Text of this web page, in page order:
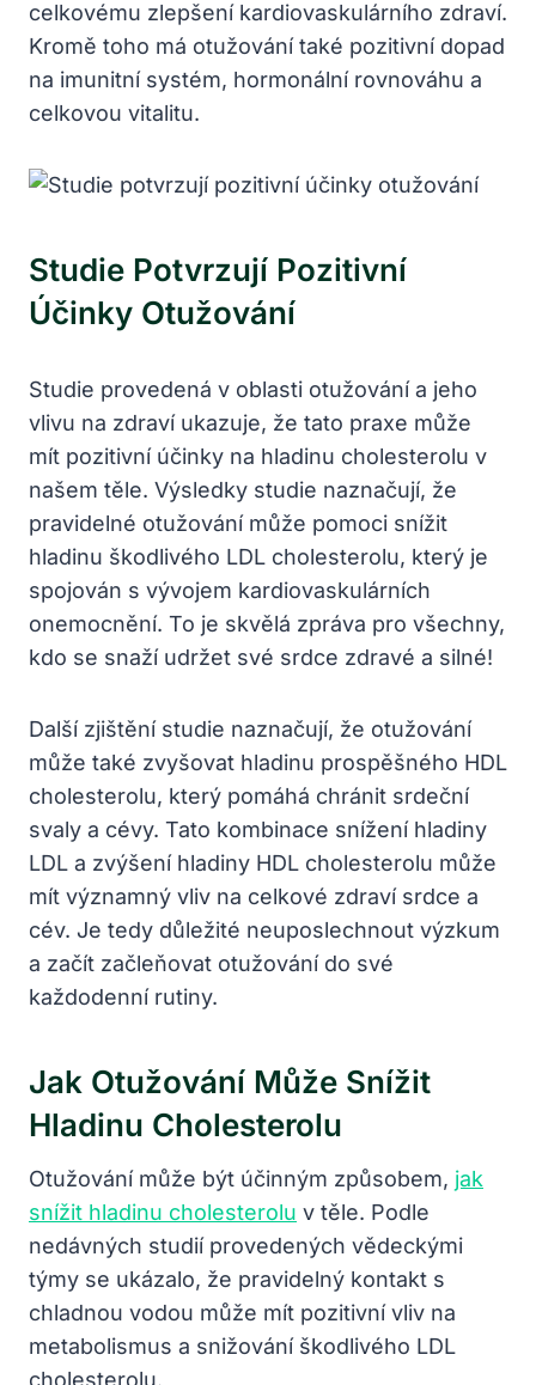
celkovému zlepšení kardiovaskulárního zdraví.
Kromě toho má otužování také pozitivní dopad
na imunitní systém, hormonální rovnováhu a
celkovou vitalitu.
Studie Potvrzují Pozitivní
Účinky Otužování
Studie provedená v oblasti otužování a jeho
vlivu na zdraví ukazuje, že tato praxe může
mít pozitivní účinky na hladinu cholesterolu v
našem těle. Výsledky studie naznačují, že
pravidelné otužování může pomoci snížit
hladinu škodlivého LDL cholesterolu, který je
spojován s vývojem kardiovaskulárních
onemocnění. To je skvělá zpráva pro všechny,
kdo se snaží udržet své srdce zdravé a silné!
Další zjištění studie naznačují, že otužování
může také zvyšovat hladinu prospěšného HDL
cholesterolu, který pomáhá chránit srdeční
svaly a cévy. Tato kombinace snížení hladiny
LDL a zvýšení hladiny HDL cholesterolu může
mít významný vliv na celkové zdraví srdce a
cév. Je tedy důležité neuposlechnout výzkum
a začít začleňovat otužování do své
každodenní rutiny.
Jak Otužování Může Snížit
Hladinu Cholesterolu
Otužování může být účinným způsobem, jak
snížit hladinu cholesterolu v těle. Podle
nedávných studií provedených vědeckými
týmy se ukázalo, že pravidelný kontakt s
chladnou vodou může mít pozitivní vliv na
metabolismus a snižování škodlivého LDL
cholesterolu.